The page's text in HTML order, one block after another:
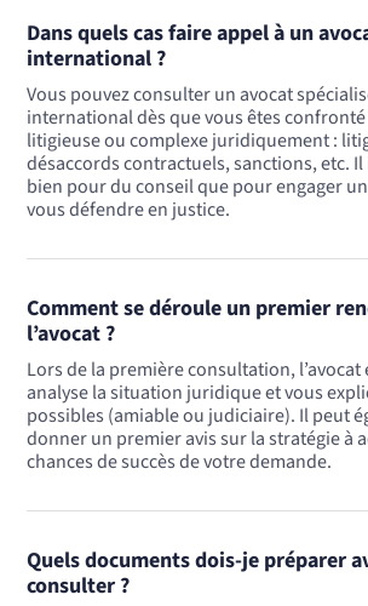
Dans quels cas faire appel à un
international ?
Vous pouvez consulter un avocat
international dès que vous êtes
litigieuse ou complexe juridiquement :
désaccords contractuels, sanctions, etc.
bien pour du conseil que pour engager
vous défendre en justice.
Comment se déroule un premier
l’avocat ?
Lors de la première consultation, l’avocat
analyse la situation juridique et vous
possibles (amiable ou judiciaire). Il peut
donner un premier avis sur la stratégie à
chances de succès de votre demande.
Quels documents dois-je préparer
consulter ?